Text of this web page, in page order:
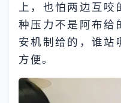
上，也怕两边互
种压力不是阿布给
安机制给的，谁站
方便。